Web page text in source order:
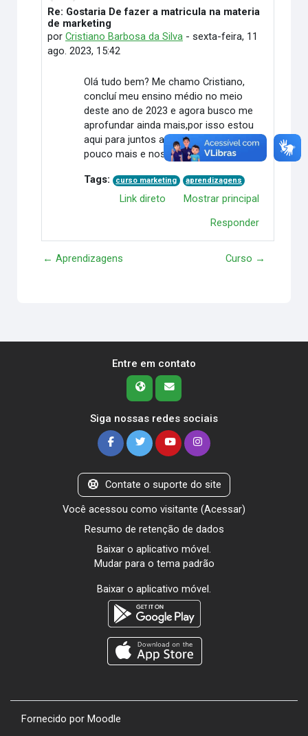
Em resposta à Luiz Fernando Izoton Vieira
Re: Gostaria De fazer a matricula na materia
de marketing
por Cristiano Barbosa da Silva- sexta-feira, 11
ago. 2023, 15:42
Olá tudo bem? Me chamo Cristiano,
concluí meu ensino médio no meio
deste ano de 2023 e agora busco me
aprofundar ainda mais,por isso estou
aqui para juntos aprendermos um
pouco mais e nos qualificar ainda mais .
Tags: curso marketing aprendizagens
Link direto
Mostrar principal
Responder
← Aprendizagens Curso →
Entre em contato
Siga nossas redes sociais
Contate o suporte do site
Você acessou como visitante (Acessar)
Resumo de retenção de dados
Baixar o aplicativo móvel.
Mudar para o tema padrão
Baixar o aplicativo móvel.
Fornecido por Moodle